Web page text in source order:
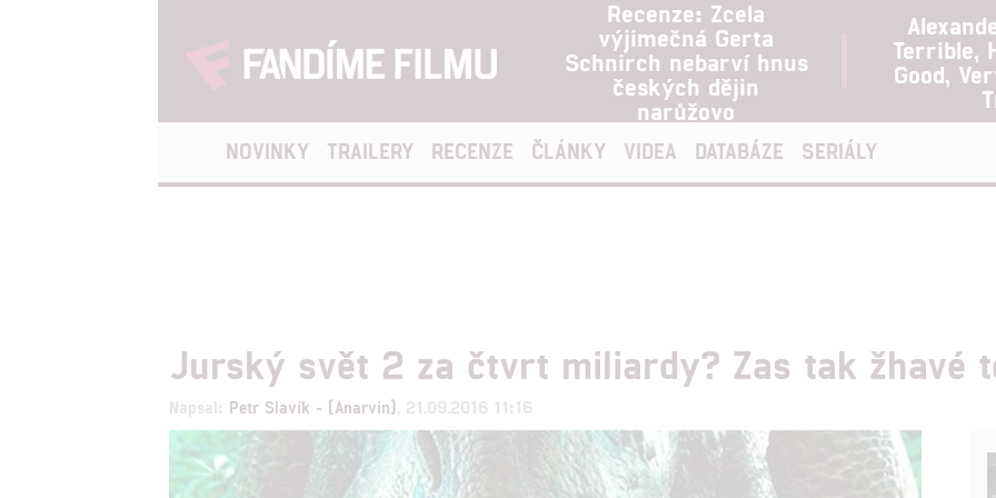
Recenze: Zcela
výjimečná Gerta
Schnirch nebarví hnus
českých dějin
narůžovo
Terrible,
Good,
NOVINKY TRAILERY RECENZE ČLÁNKY VIDEA DATABÁZE SERIÁLY
Jurský svět 2 za čtvrt miliardy? Zas tak žhavé
Napsal: Petr Slavík - (Anarvin) , 21.09.2016 11:16